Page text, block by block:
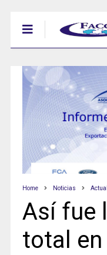
Home Noticias
Así fue
total en